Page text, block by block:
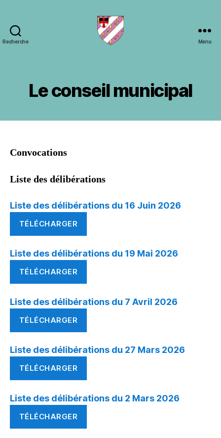
Recherche Menu
Le conseil municipal
Convocations
Liste des délibérations
Liste des délibérations du 16 Juin 2026
TÉLÉCHARGER
Liste des délibérations du 19 Mai 2026
TÉLÉCHARGER
Liste des délibérations du 7 Avril 2026
TÉLÉCHARGER
Liste des délibérations du 27 Mars 2026
TÉLÉCHARGER
Liste des délibérations du 2 Mars 2026
TÉLÉCHARGER